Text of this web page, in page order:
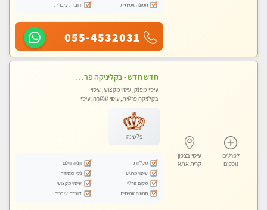
תמונה אמיתית
דוברת עיברית
055-4532031
לפרטים
נוספים
עיסוי בצפון
קרית אתא
חדש חדש - בקליניקה פרטית בחיפה עיסוי לחידוש אנרגיות עיסוי חלומי מומלץ מאוד !
עיסוי מפנק, עיסוי מקצועי, עיסוי
בקלניקה פרטית, עיסוי טנטרה, עיסוי
פלטינה
מקלחת
חניה חינם
עיסוי מרגיע
נקי ומסודר
מקום פרטי
עיסוי מקצועי
תמונה אמיתית
דוברת עיברית